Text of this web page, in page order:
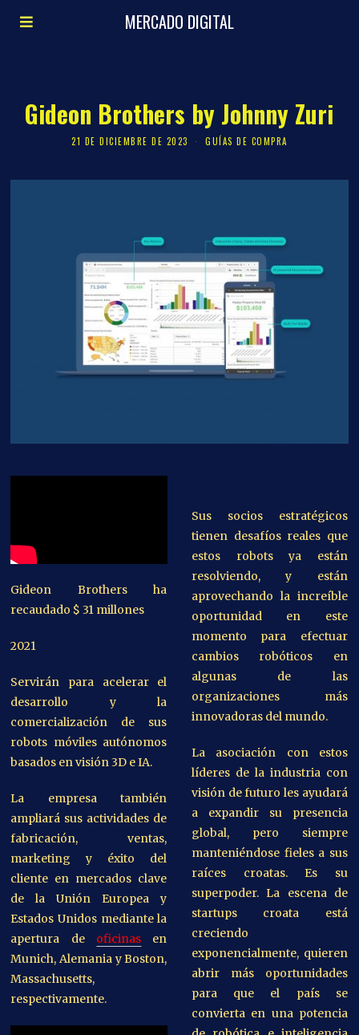
MERCADO DIGITAL
Gideon Brothers by Johnny Zuri
21 DE DICIEMBRE DE 2023 GUÍAS DE COMPRA
Gideon Brothers ha
recaudado $ 31 millones
2021
Servirán para acelerar el
desarrollo y la
comercialización de sus
robots móviles autónomos
basados ​​en visión 3D e IA.
La empresa también
ampliará sus actividades de
fabricación, ventas,
marketing y éxito del
cliente en mercados clave
de la Unión Europea y
Estados Unidos mediante la
apertura de oficinas en
Munich, Alemania y Boston,
Massachusetts,
respectivamente.
Sus socios estratégicos
tienen desafíos reales que
estos robots ya están
resolviendo, y están
aprovechando la increíble
oportunidad en este
momento para efectuar
cambios robóticos en
algunas de las
organizaciones más
innovadoras del mundo.
La asociación con estos
líderes de la industria con
visión de futuro les ayudará
a expandir su presencia
global, pero siempre
manteniéndose fieles a sus
raíces croatas. Es su
superpoder. La escena de
startups croata está
creciendo
exponencialmente, quieren
abrir más oportunidades
para que el país se
convierta en una potencia